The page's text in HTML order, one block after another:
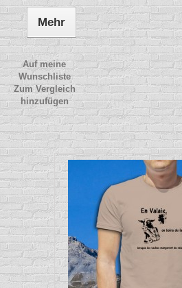
Mehr
Auf meine
Wunschliste
Zum Vergleich
hinzufügen